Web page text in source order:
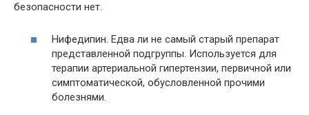
безопасности нет.
Нифедипин. Едва ли не самый старый препарат
представленной подгруппы. Используется для
терапии артериальной гипертензии, первичной или
симптоматической, обусловленной прочими
болезнями.